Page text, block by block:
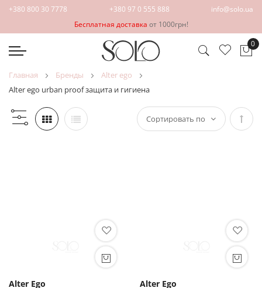
+380 800 30 7778 +380 97 0 555 888
info@solo.ua
Бесплатная доставка от 1000грн!
0
главная бренды
alter ego
alter ego urban proof защита и гигиена
Alter Ego
Alter Ego